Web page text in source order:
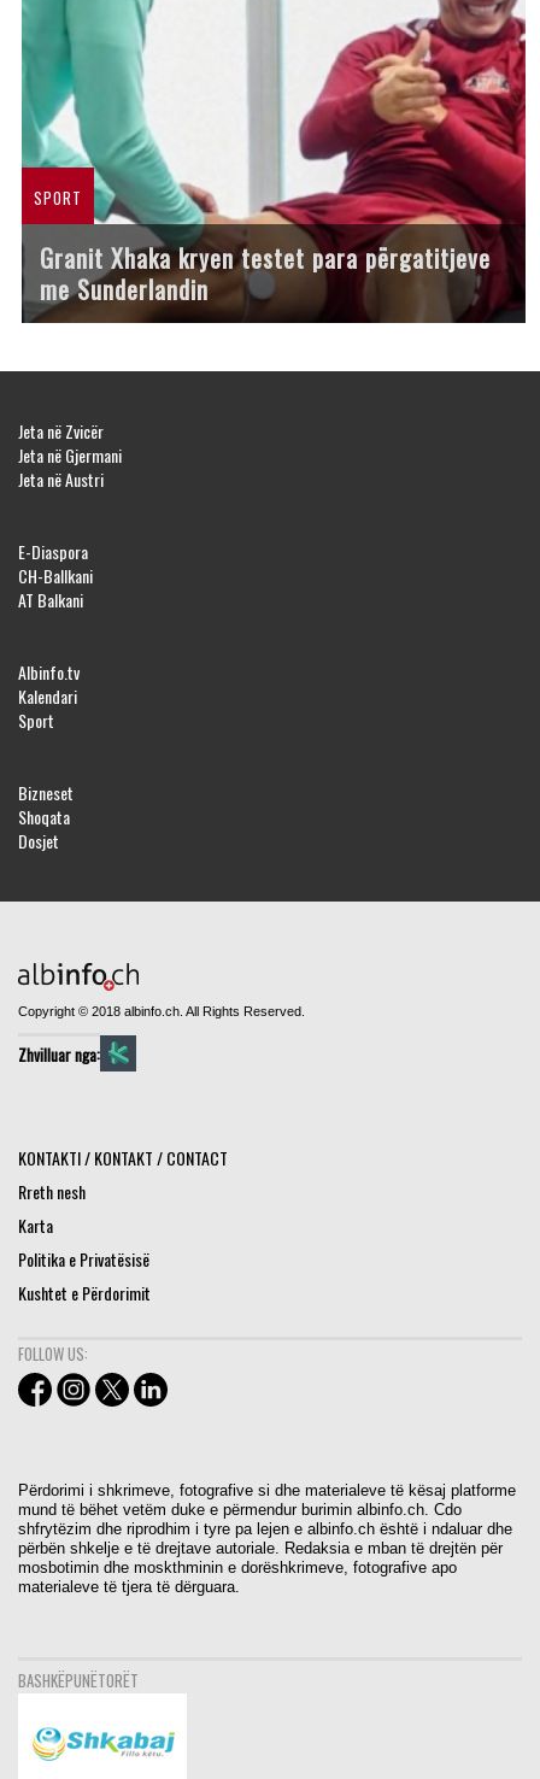
SPORT
Granit Xhaka kryen testet para përgatitjeve
me Sunderlandin
Jeta në Zvicër
Jeta në Gjermani
Jeta në Austri
E-Diaspora
CH-Ballkani
AT Balkani
Albinfo.tv
Kalendari
Sport
Bizneset
Shoqata
Dosjet
Copyright © 2018 albinfo.ch. All Rights Reserved.
Zhvilluar nga:
KONTAKTI / KONTAKT / CONTACT
Rreth nesh
Karta
Politika e Privatësisë
Kushtet e Përdorimit
FOLLOW US:
Përdorimi i shkrimeve, fotografive si dhe materialeve të kësaj platforme
mund të bëhet vetëm duke e përmendur burimin albinfo.ch. Cdo
shfrytëzim dhe riprodhim i tyre pa lejen e albinfo.ch është i ndaluar dhe
përbën shkelje e të drejtave autoriale. Redaksia e mban të drejtën për
mosbotimin dhe moskthminin e dorëshkrimeve, fotografive apo
materialeve të tjera të dërguara.
BASHKËPUNËTORËT